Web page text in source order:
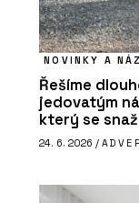
NOVINKY A
Řešíme
jedovatým
který se
24. 6. 2026 /